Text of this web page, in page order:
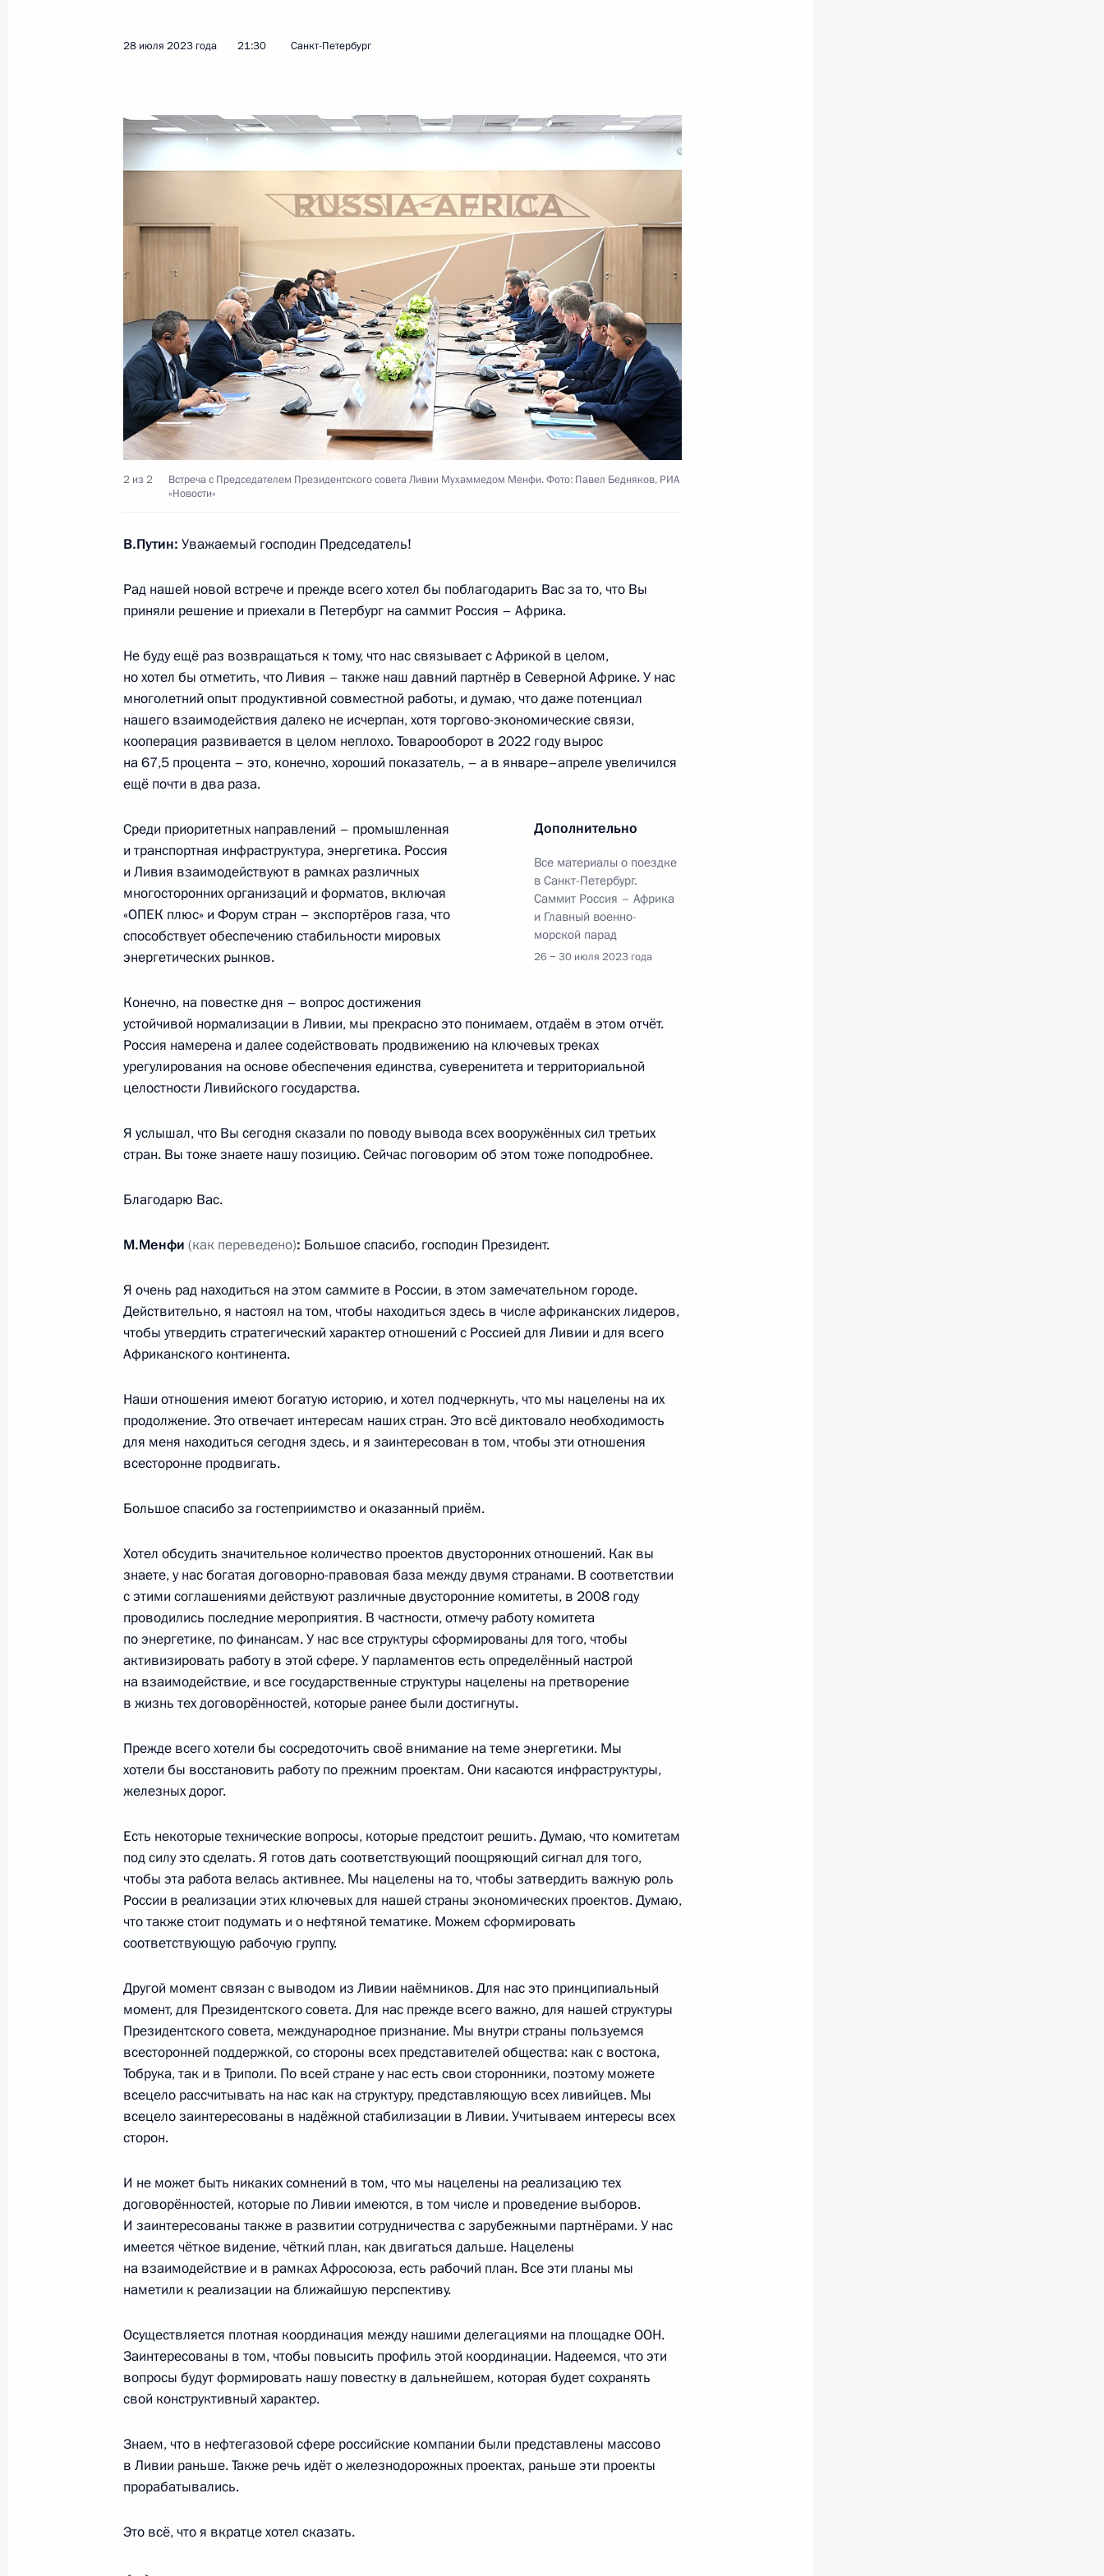
и Узбекистаном об открытии представительств таможенных служб
обоих государств
Ответы на вопросы журналистов
Встреча с Президентом Республики Конго Дени Сассу-Нгессо
29 июля 2023 года, 19:20
Встреча с Президентом переходного периода Мали Ассими
Гойтой
29 июля 2023 года, 17:15
Эмбало
29 июля 2023 года, 15:40
Встреча с Президентом переходного периода Республики
Буркина-Фасо Ибраимом Траоре
29 июля 2023 года, 14:40
Встреча с Президентом ЮАР Сирилом Рамафозой
29 июля 2023 года, 13:30
Встреча с главами делегаций африканских государств
по украинской проблематике
Встреча с Президентом Сенегала Макки Саллом
28 июля 2023 года, 22:30
Встреча с Президентом Камеруна Полем Бийя
Встреча с Председателем Президентского совета Ливии
28 июля 2023 года, 21:30
28 июля 2023 года, 19:55
Заявления Президента России и Председателя Африканского
союза для СМИ
28 июля 2023 года, 19:25
Заключительное слово Владимира Путина на втором пленарном
28 июля 2023 года, 18:55
Саммит Россия – Африка
28 июля 2023 года, 13:50
Торжественный приём в честь участников второго саммита
27 июля 2023 года, 21:10
Встреча с Президентом Уганды Йовери Кагутой Мусевени
27 июля 2023 года, 19:40
Встреча с Президентом Зимбабве Эммерсоном Дамбудзо
Мнангагвой
27 июля 2023 года, 19:00
Рабочий завтрак с руководителями региональных организаций
Ндайишимийе
27 июля 2023 года, 15:40
28 июля 2023 года 21:30 Санкт-Петербург
2 из 2
Встреча с Председателем Президентского совета Ливии Мухаммедом Менфи. Фото: Павел Бедняков, РИА
«Новости»
В.Путин: Уважаемый господин Председатель!
Рад нашей новой встрече и прежде всего хотел бы поблагодарить Вас за то, что Вы
приняли решение и приехали в Петербург на саммит Россия – Африка.
Не буду ещё раз возвращаться к тому, что нас связывает с Африкой в целом,
но хотел бы отметить, что Ливия – также наш давний партнёр в Северной Африке. У нас
многолетний опыт продуктивной совместной работы, и думаю, что даже потенциал
нашего взаимодействия далеко не исчерпан, хотя торгово-экономические связи,
кооперация развивается в целом неплохо. Товарооборот в 2022 году вырос
на 67,5 процента – это, конечно, хороший показатель, – а в январе–апреле увеличился
ещё почти в два раза.
Дополнительно
Все материалы о поездке
в Санкт-Петербург.
Саммит Россия – Африка
и Главный военно-
морской парад
26 − 30 июля 2023 года
Среди приоритетных направлений – промышленная
и транспортная инфраструктура, энергетика. Россия
и Ливия взаимодействуют в рамках различных
многосторонних организаций и форматов, включая
«ОПЕК плюс» и Форум стран – экспортёров газа, что
способствует обеспечению стабильности мировых
энергетических рынков.
Конечно, на повестке дня – вопрос достижения
устойчивой нормализации в Ливии, мы прекрасно это понимаем, отдаём в этом отчёт.
Россия намерена и далее содействовать продвижению на ключевых треках
урегулирования на основе обеспечения единства, суверенитета и территориальной
целостности Ливийского государства.
Я услышал, что Вы сегодня сказали по поводу вывода всех вооружённых сил третьих
стран. Вы тоже знаете нашу позицию. Сейчас поговорим об этом тоже поподробнее.
Благодарю Вас.
М.Менфи (как переведено): Большое спасибо, господин Президент.
Я очень рад находиться на этом саммите в России, в этом замечательном городе.
Действительно, я настоял на том, чтобы находиться здесь в числе африканских лидеров,
чтобы утвердить стратегический характер отношений с Россией для Ливии и для всего
Африканского континента.
Наши отношения имеют богатую историю, и хотел подчеркнуть, что мы нацелены на их
продолжение. Это отвечает интересам наших стран. Это всё диктовало необходимость
для меня находиться сегодня здесь, и я заинтересован в том, чтобы эти отношения
всесторонне продвигать.
Большое спасибо за гостеприимство и оказанный приём.
Хотел обсудить значительное количество проектов двусторонних отношений. Как вы
знаете, у нас богатая договорно-правовая база между двумя странами. В соответствии
с этими соглашениями действуют различные двусторонние комитеты, в 2008 году
проводились последние мероприятия. В частности, отмечу работу комитета
по энергетике, по финансам. У нас все структуры сформированы для того, чтобы
активизировать работу в этой сфере. У парламентов есть определённый настрой
на взаимодействие, и все государственные структуры нацелены на претворение
в жизнь тех договорённостей, которые ранее были достигнуты.
Прежде всего хотели бы сосредоточить своё внимание на теме энергетики. Мы
хотели бы восстановить работу по прежним проектам. Они касаются инфраструктуры,
железных дорог.
Есть некоторые технические вопросы, которые предстоит решить. Думаю, что комитетам
под силу это сделать. Я готов дать соответствующий поощряющий сигнал для того,
чтобы эта работа велась активнее. Мы нацелены на то, чтобы затвердить важную роль
России в реализации этих ключевых для нашей страны экономических проектов. Думаю,
что также стоит подумать и о нефтяной тематике. Можем сформировать
соответствующую рабочую группу.
Другой момент связан с выводом из Ливии наёмников. Для нас это принципиальный
момент, для Президентского совета. Для нас прежде всего важно, для нашей структуры
Президентского совета, международное признание. Мы внутри страны пользуемся
всесторонней поддержкой, со стороны всех представителей общества: как с востока,
Тобрука, так и в Триполи. По всей стране у нас есть свои сторонники, поэтому можете
всецело рассчитывать на нас как на структуру, представляющую всех ливийцев. Мы
всецело заинтересованы в надёжной стабилизации в Ливии. Учитываем интересы всех
сторон.
И не может быть никаких сомнений в том, что мы нацелены на реализацию тех
договорённостей, которые по Ливии имеются, в том числе и проведение выборов.
И заинтересованы также в развитии сотрудничества с зарубежными партнёрами. У нас
имеется чёткое видение, чёткий план, как двигаться дальше. Нацелены
на взаимодействие и в рамках Афросоюза, есть рабочий план. Все эти планы мы
наметили к реализации на ближайшую перспективу.
Осуществляется плотная координация между нашими делегациями на площадке ООН.
Заинтересованы в том, чтобы повысить профиль этой координации. Надеемся, что эти
вопросы будут формировать нашу повестку в дальнейшем, которая будет сохранять
свой конструктивный характер.
Знаем, что в нефтегазовой сфере российские компании были представлены массово
в Ливии раньше. Также речь идёт о железнодорожных проектах, раньше эти проекты
прорабатывались.
Это всё, что я вкратце хотел сказать.